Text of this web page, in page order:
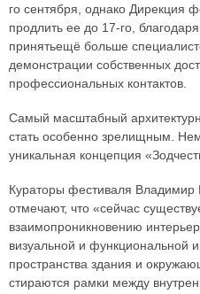
го сентября, однако Дирекция
продлить ее до 17-го,
принятьещё больше
демонстрации собственных
профессиональных контактов.
Самый масштабный
стать особенно зрелищным.
уникальная концепция
Кураторы фестиваля Владимир
отмечают, что «сейчас
взаимопроникновению
визуальной и функциональной
пространства здания и
стираются рамки между